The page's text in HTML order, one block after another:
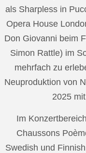
als Sharpless in
Opera House
Don Giovanni beim
Simon Rattle) im
mehrfach zu
Neuproduktion von
2025
Im
Chaussons
Swedish und